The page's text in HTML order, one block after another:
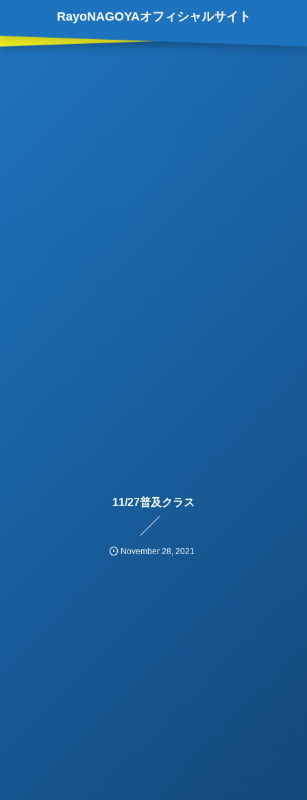
RayoNAGOYAオフィシャルサイト
11/27普及クラス
November 28,2021